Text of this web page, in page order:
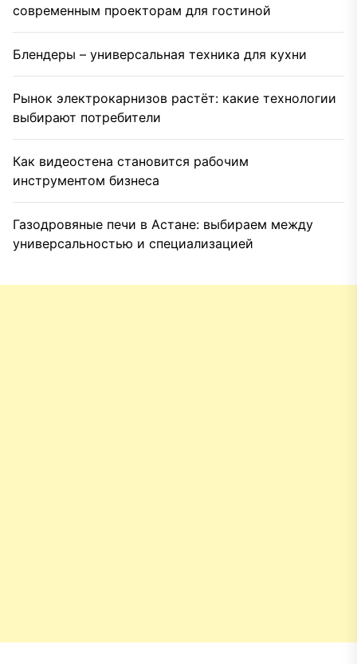
современным проекторам для гостиной
Блендеры – универсальная техника для кухни
Рынок электрокарнизов растёт: какие технологии
выбирают потребители
Как видеостена становится рабочим
инструментом бизнеса
Газодровяные печи в Астане: выбираем между
универсальностью и специализацией